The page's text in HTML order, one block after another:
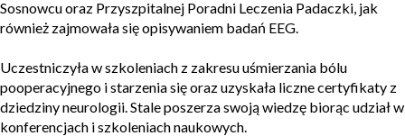
Sosnowcu oraz Przyszpitalnej Poradni Leczenia Padaczki, jak
również zajmowała się opisywaniem badań EEG.
Uczestniczyła w szkoleniach z zakresu uśmierzania bólu
pooperacyjnego i starzenia się oraz uzyskała liczne certyfikaty z
dziedziny neurologii. Stale poszerza swoją wiedzę biorąc udział w
konferencjach i szkoleniach naukowych.